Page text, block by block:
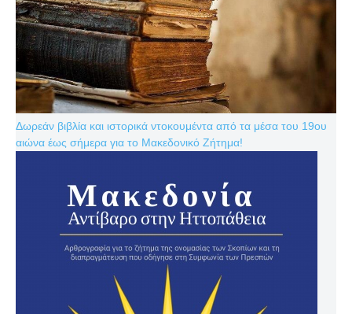
Δωρεάν βιβλία και ιστορικά ντοκουμέντα από τα μέσα του 19ου
αιώνα έως σήμερα για το Μακεδονικό Ζήτημα!